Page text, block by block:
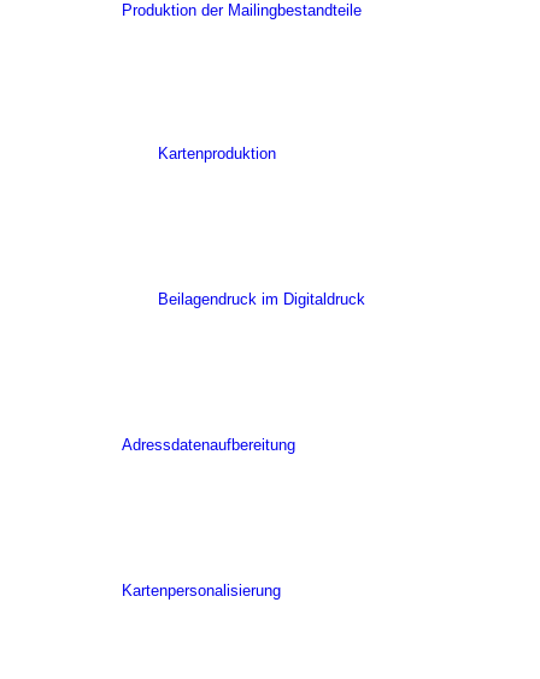
Produktion der Mailingbestandteile
Kartenproduktion
Beilagendruck im Digitaldruck
Adressdatenaufbereitung
Kartenpersonalisierung